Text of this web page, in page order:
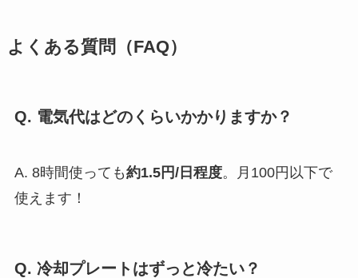
よくある質問（FAQ）
Q. 電気代はどのくらいかかりますか？
A. 8時間使っても約1.5円/日程度。月100円以下で
使えます！
Q. 冷却プレートはずっと冷たい？